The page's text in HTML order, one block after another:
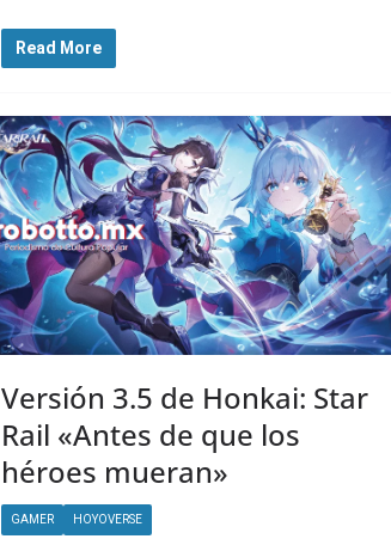
Read More
Versión 3.5 de Honkai: Star
Rail «Antes de que los
héroes mueran»
GAMER HOYOVERSE